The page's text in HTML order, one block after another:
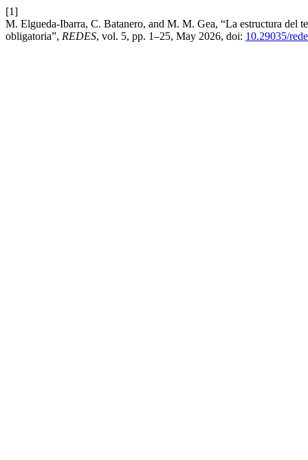
[1]
M. Elgueda-Ibarra, C. Batanero, and M. M. Gea, “La estructura del
obligatoria”, REDES, vol. 5, pp. 1–25, May 2026, doi: 10.29035/